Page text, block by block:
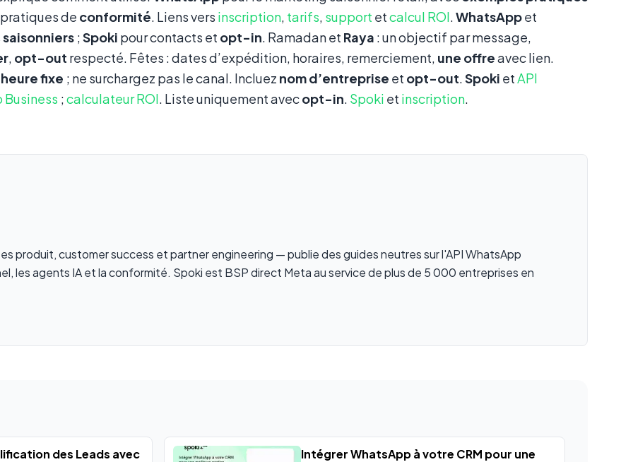
de conformité . Liens vers inscription tarifs support etcalcul ROI WhatsAppet
saisonniers ;Spoki pour contacts et opt-in . Ramadan et Raya : un objectif par message,
opt-out respecté. Fêtes : dates d’expédition, horaires, remerciement, une offreavec lien.
heure fixe ; ne surchargez pas le canal. Incluez nom d’entreprise et opt-out Spoki et API
;calculateur ROI . Liste uniquement avecopt-in Spoki et inscription
produit, customer success et partner engineering — publie des guides neutres sur l'API WhatsApp
les agents IA et la conformité. Spoki est BSP direct Meta au service de plus de 5 000 entreprises en
des Leads avec
Intégrer WhatsApp à votre CRM pour une